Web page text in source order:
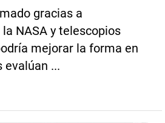
gracias a
NASA y telescopios
mejorar la forma en
evalúan ...